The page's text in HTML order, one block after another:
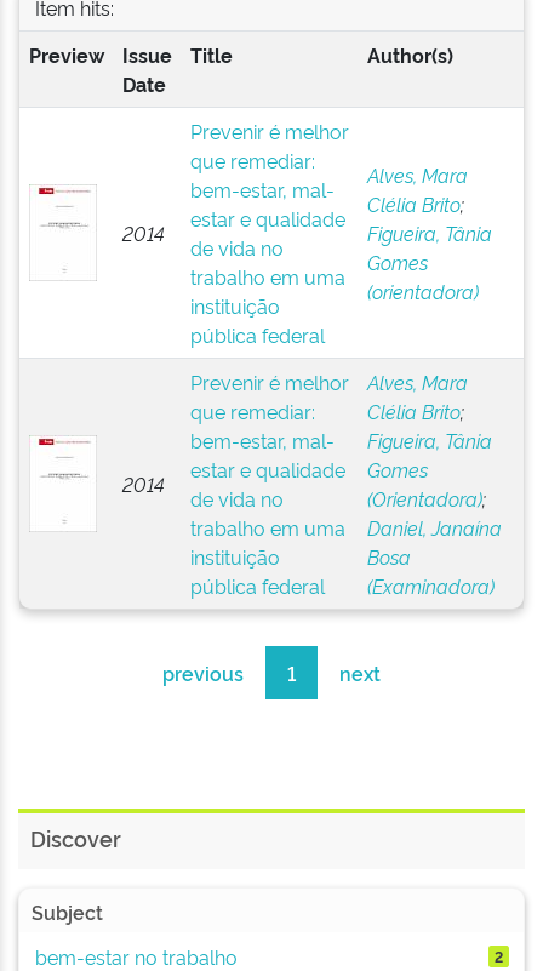
Item hits:
Preview
Issue
Date
Title Author(s)
2014
Prevenir é melhor
que remediar:
bem-estar, mal-
estar e qualidade
de vida no
trabalho em uma
instituição
pública federal
Alves, Mara
Clélia Brito;
Figueira, Tânia
Gomes
(orientadora)
2014
Prevenir é melhor
que remediar:
bem-estar, mal-
estar e qualidade
de vida no
trabalho em uma
instituição
pública federal
Alves, Mara
Clélia Brito;
Figueira, Tânia
Gomes
(Orientadora);
Daniel, Janaína
Bosa
(Examinadora)
previous 1 next
Discover
Subject
bem-estar no trabalho
2